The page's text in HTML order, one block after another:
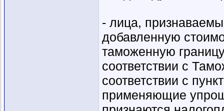
- лица,
добавленную
таможенную
соответствии с
соответствии с
применяющие